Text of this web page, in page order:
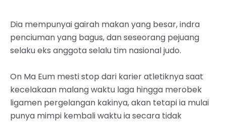
Dia mempunyai gairah makan yang besar, indra
penciuman yang bagus, dan seseorang pejuang
selaku eks anggota selalu tim nasional judo.
On Ma Eum mesti stop dari karier atletiknya saat
kecelakaan malang waktu laga hingga merobek
ligamen pergelangan kakinya, akan tetapi ia mulai
punya mimpi kembali waktu ia secara tidak